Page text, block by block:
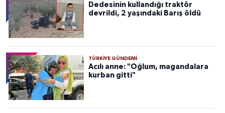
Dedesinin kullandığı traktör
devrildi, 2 yaşındaki Barış öldü
TÜRKIYE GÜNDEMI
Acılı anne: "Oğlum, magandalara
kurban gitti"